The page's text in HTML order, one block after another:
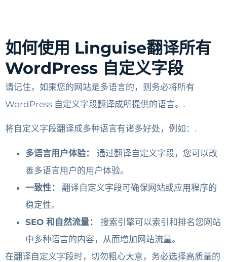
如何使用 Linguise翻译所有
WordPress 自定义字段
请记住，如果您的网站是多语言的，则务必将所有
WordPress 自定义字段翻译成所提供的语言。.
将自定义字段翻译成多种语言有诸多好处，例如：.
多语言用户体验： 通过翻译自定义字段，您可以改
善多语言用户的用户体验。
一致性：
翻译自定义字段可确保网站或应用程序的
稳定性。
SEO 和自然流量： 搜索引擎可以索引和排名您网站
中多种语言的内容，从而增加网站流量。
在翻译自定义字段时，切勿粗心大意，务必选择高质量的